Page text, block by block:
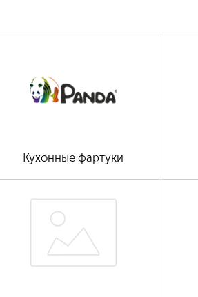
Кухонные фартуки